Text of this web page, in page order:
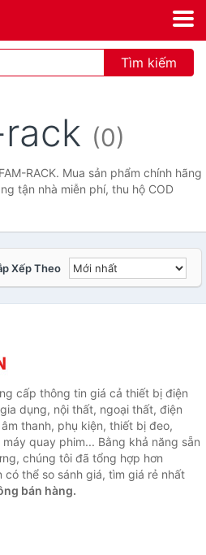
Tìm kiếm
(0)
RACK. Mua sản phẩm chính hãng
tận nhà miễn phí, thu hộ COD
Xếp Theo
cấp thông tin giá cả thiết bị điện
dụng, nội thất, ngoại thất, điện
thanh, phụ kiện, thiết bị đeo,
quay phim... Bằng khả năng sẵn
chúng tôi đã tổng hợp hơn
thể so sánh giá, tìm giá rẻ nhất
bán hàng.